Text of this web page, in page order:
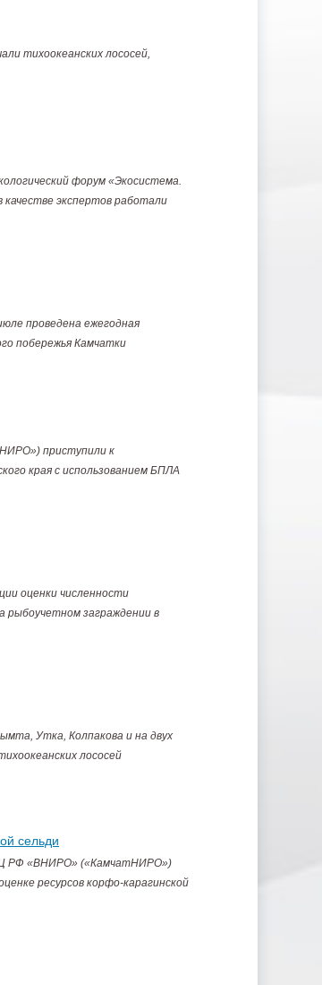
тихоокеанских лососей,
форум «Экосистема.
экспертов работали
проведена ежегодная
побережья Камчатки
приступили к
края с использованием БПЛА
оценки численности
рыбоучетном заграждении в
Утка, Колпакова и на двух
лососей
сельди
РФ «ВНИРО» («КамчатНИРО»)
ресурсов корфо-карагинской